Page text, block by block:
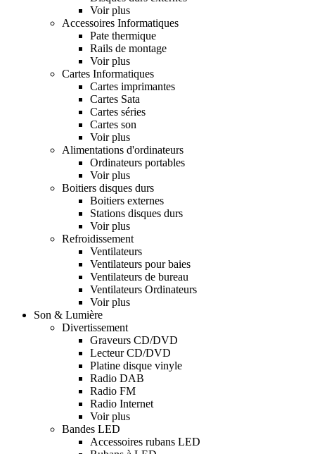
Voir plus
Accessoires Informatiques
Pate thermique
Rails de montage
Voir plus
Cartes Informatiques
Cartes imprimantes
Cartes Sata
Cartes séries
Cartes son
Voir plus
Alimentations d'ordinateurs
Ordinateurs portables
Voir plus
Boitiers disques durs
Boitiers externes
Stations disques durs
Voir plus
Refroidissement
Ventilateurs
Ventilateurs pour baies
Ventilateurs de bureau
Ventilateurs Ordinateurs
Voir plus
Son & Lumière
Divertissement
Graveurs CD/DVD
Lecteur CD/DVD
Platine disque vinyle
Radio DAB
Radio FM
Radio Internet
Voir plus
Bandes LED
Accessoires rubans LED